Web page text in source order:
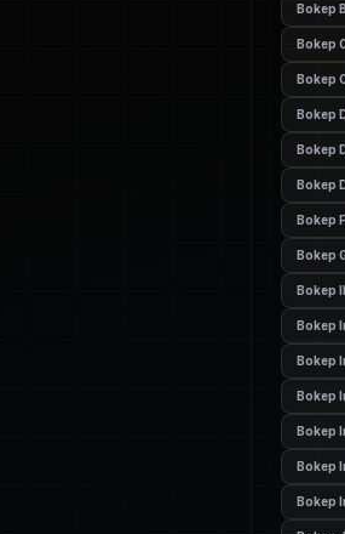
Bokep
Bokep
Bokep
Bokep
Bokep
Bokep
Bokep
Bokep
Bokep
Bokep
Bokep
Bokep
Bokep
Bokep
Bokep